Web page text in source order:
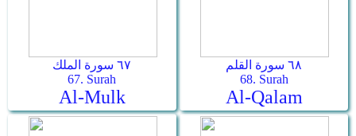
٦٧ سورة الملك
67. Surah
Al-Mulk
٦٨ سورة القلم
68. Surah
Al-Qalam